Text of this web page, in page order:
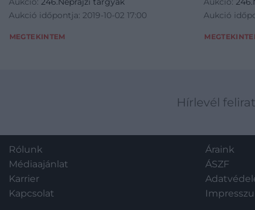
Aukció időpontja: 2019-10-02 17:00
MEGTEKINTEM
Aukció
Hírlevél
Rólunk
Médiaajánlat
Karrier
Kapcsolat
Áraink
ÁSZF